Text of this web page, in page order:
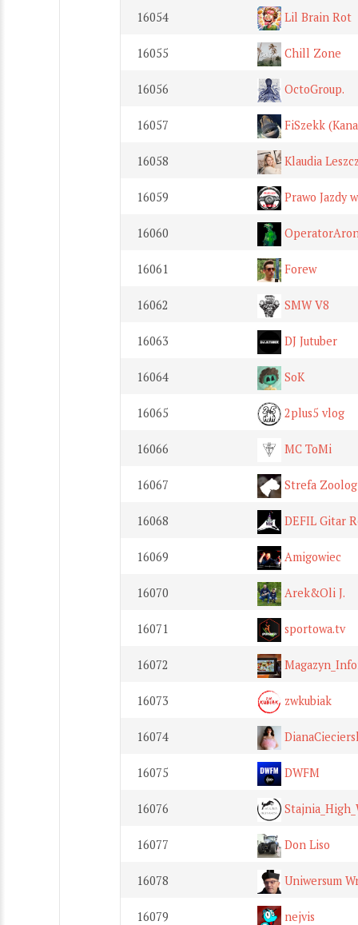
16054 Lil Brain Rot
16055 Chill Zone
16056 OctoGroup.
16057 FiSzekk
16058 Klaudia
16059 Prawo Jazdy
16060
16061 Forew
16062 SMW V8
16063 DJ Jutuber
16064 SoK
16065 2plus5 vlog
16066 MC ToMi
16067 Strefa
16068 DEFIL Gitar
16069 Amigowiec
16070 Arek&Oli J.
16071 sportowa.tv
16072
16073 zwkubiak
16074
16075 DWFM
16076
16077 Don Liso
16078 Uniwersum
16079 nejvis